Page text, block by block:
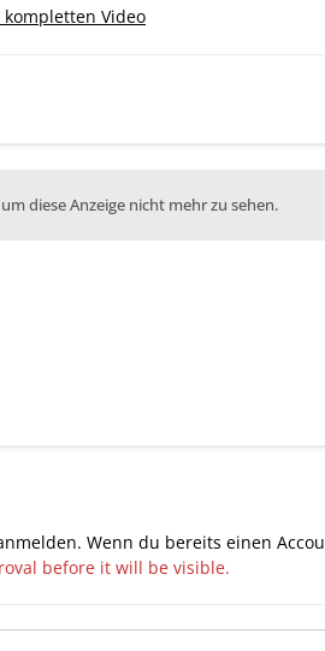
Video
diese Anzeige nicht mehr zu sehen.
Wenn du bereits einen
before it will be visible.